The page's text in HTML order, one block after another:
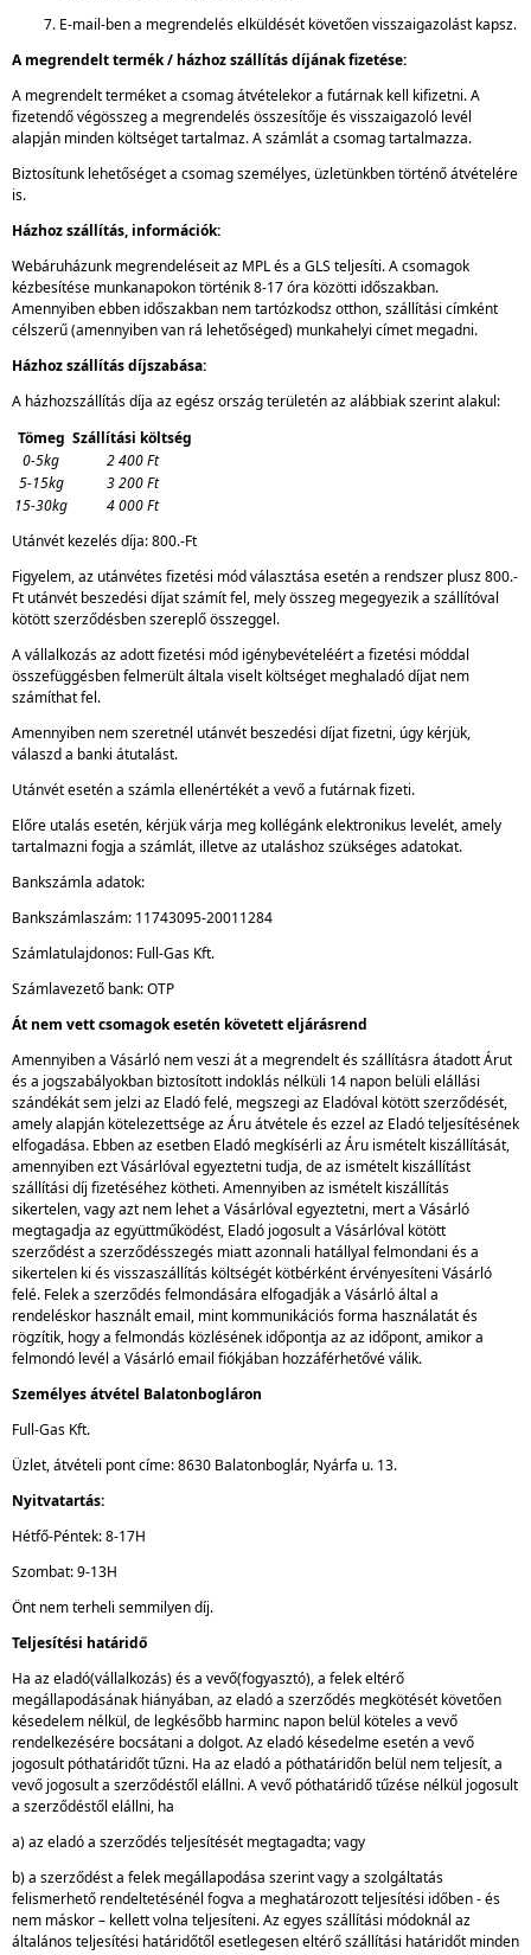
E-mail-ben a megrendelés elküldését követően visszaigazolást kapsz.
A megrendelt termék / házhoz szállítás díjának fizetése:
A megrendelt terméket a csomag átvételekor a futárnak kell kifizetni. A
fizetendő végösszeg a megrendelés összesítője és visszaigazoló levél
alapján minden költséget tartalmaz. A számlát a csomag tartalmazza.
Biztosítunk lehetőséget a csomag személyes, üzletünkben történő átvételére
is.
Házhoz szállítás, információk:
Webáruházunk megrendeléseit az MPL és a GLS teljesíti. A csomagok
kézbesítése munkanapokon történik 8-17 óra közötti időszakban.
Amennyiben ebben időszakban nem tartózkodsz otthon, szállítási címként
célszerű (amennyiben van rá lehetőséged) munkahelyi címet megadni.
Házhoz szállítás díjszabása:
A házhozszállítás díja az egész ország területén az alábbiak szerint alakul:
Tömeg Szállítási költség
0-5kg
2 400 Ft
5-15kg
3 200 Ft
15-30kg
4 000 Ft
Utánvét kezelés díja: 800.-Ft
Figyelem, az utánvétes fizetési mód választása esetén a rendszer plusz 800.-
Ft utánvét beszedési díjat számít fel, mely összeg megegyezik a szállítóval
kötött szerződésben szereplő összeggel.
A vállalkozás az adott fizetési mód igénybevételéért a fizetési móddal
összefüggésben felmerült általa viselt költséget meghaladó díjat nem
számíthat fel.
Amennyiben nem szeretnél utánvét beszedési díjat fizetni, úgy kérjük,
válaszd a banki átutalást.
Utánvét esetén a számla ellenértékét a vevő a futárnak fizeti.
Előre utalás esetén, kérjük várja meg kollégánk elektronikus levelét, amely
tartalmazni fogja a számlát, illetve az utaláshoz szükséges adatokat.
Bankszámla adatok:
Bankszámlaszám: 11743095-20011284
Számlatulajdonos: Full-Gas Kft.
Számlavezető bank: OTP
Át nem vett csomagok esetén követett eljárásrend
Amennyiben a Vásárló nem veszi át a megrendelt és szállításra átadott Árut
és a jogszabályokban biztosított indoklás nélküli 14 napon belüli elállási
szándékát sem jelzi az Eladó felé, megszegi az Eladóval kötött szerződését,
amely alapján kötelezettsége az Áru átvétele és ezzel az Eladó teljesítésének
elfogadása. Ebben az esetben Eladó megkísérli az Áru ismételt kiszállítását,
amennyiben ezt Vásárlóval egyeztetni tudja, de az ismételt kiszállítást
szállítási díj fizetéséhez kötheti. Amennyiben az ismételt kiszállítás
sikertelen, vagy azt nem lehet a Vásárlóval egyeztetni, mert a Vásárló
megtagadja az együttműködést, Eladó jogosult a Vásárlóval kötött
szerződést a szerződésszegés miatt azonnali hatállyal felmondani és a
sikertelen ki és visszaszállítás költségét kötbérként érvényesíteni Vásárló
felé. Felek a szerződés felmondására elfogadják a Vásárló által a
rendeléskor használt email, mint kommunikációs forma használatát és
rögzítik, hogy a felmondás közlésének időpontja az az időpont, amikor a
felmondó levél a Vásárló email fiókjában hozzáférhetővé válik.
Személyes átvétel Balatonbogláron
Full-Gas Kft.
Üzlet, átvételi pont címe: 8630 Balatonboglár, Nyárfa u. 13.
Nyitvatartás:
Hétfő-Péntek: 8-17H
Szombat: 9-13H
Önt nem terheli semmilyen díj.
Teljesítési határidő
Ha az eladó(vállalkozás) és a vevő(fogyasztó), a felek eltérő
megállapodásának hiányában, az eladó a szerződés megkötését követően
késedelem nélkül, de legkésőbb harminc napon belül köteles a vevő
rendelkezésére bocsátani a dolgot. Az eladó késedelme esetén a vevő
jogosult póthatáridőt tűzni. Ha az eladó a póthatáridőn belül nem teljesít, a
vevő jogosult a szerződéstől elállni. A vevő póthatáridő tűzése nélkül jogosult
a szerződéstől elállni, ha
a) az eladó a szerződés teljesítését megtagadta; vagy
b) a szerződést a felek megállapodása szerint vagy a szolgáltatás
felismerhető rendeltetésénél fogva a meghatározott teljesítési időben - és
nem máskor – kellett volna teljesíteni. Az egyes szállítási módoknál az
általános teljesítési határidőtől esetlegesen eltérő szállítási határidőt minden